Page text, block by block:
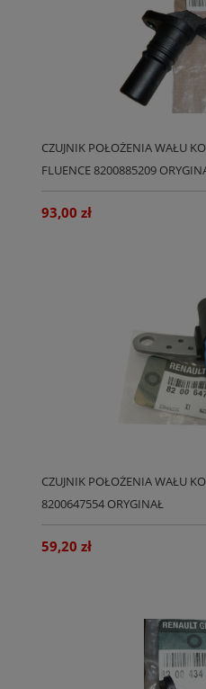
CZUJNIK POŁOŻENIA WAŁU
FLUENCE 8200885209
93,00 zł
CZUJNIK POŁOŻENIA WAŁU
8200647554 ORYGINAŁ
59,20 zł